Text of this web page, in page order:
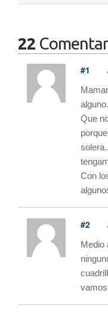
22
#1
alguno.
Que
Con
#2
Medio